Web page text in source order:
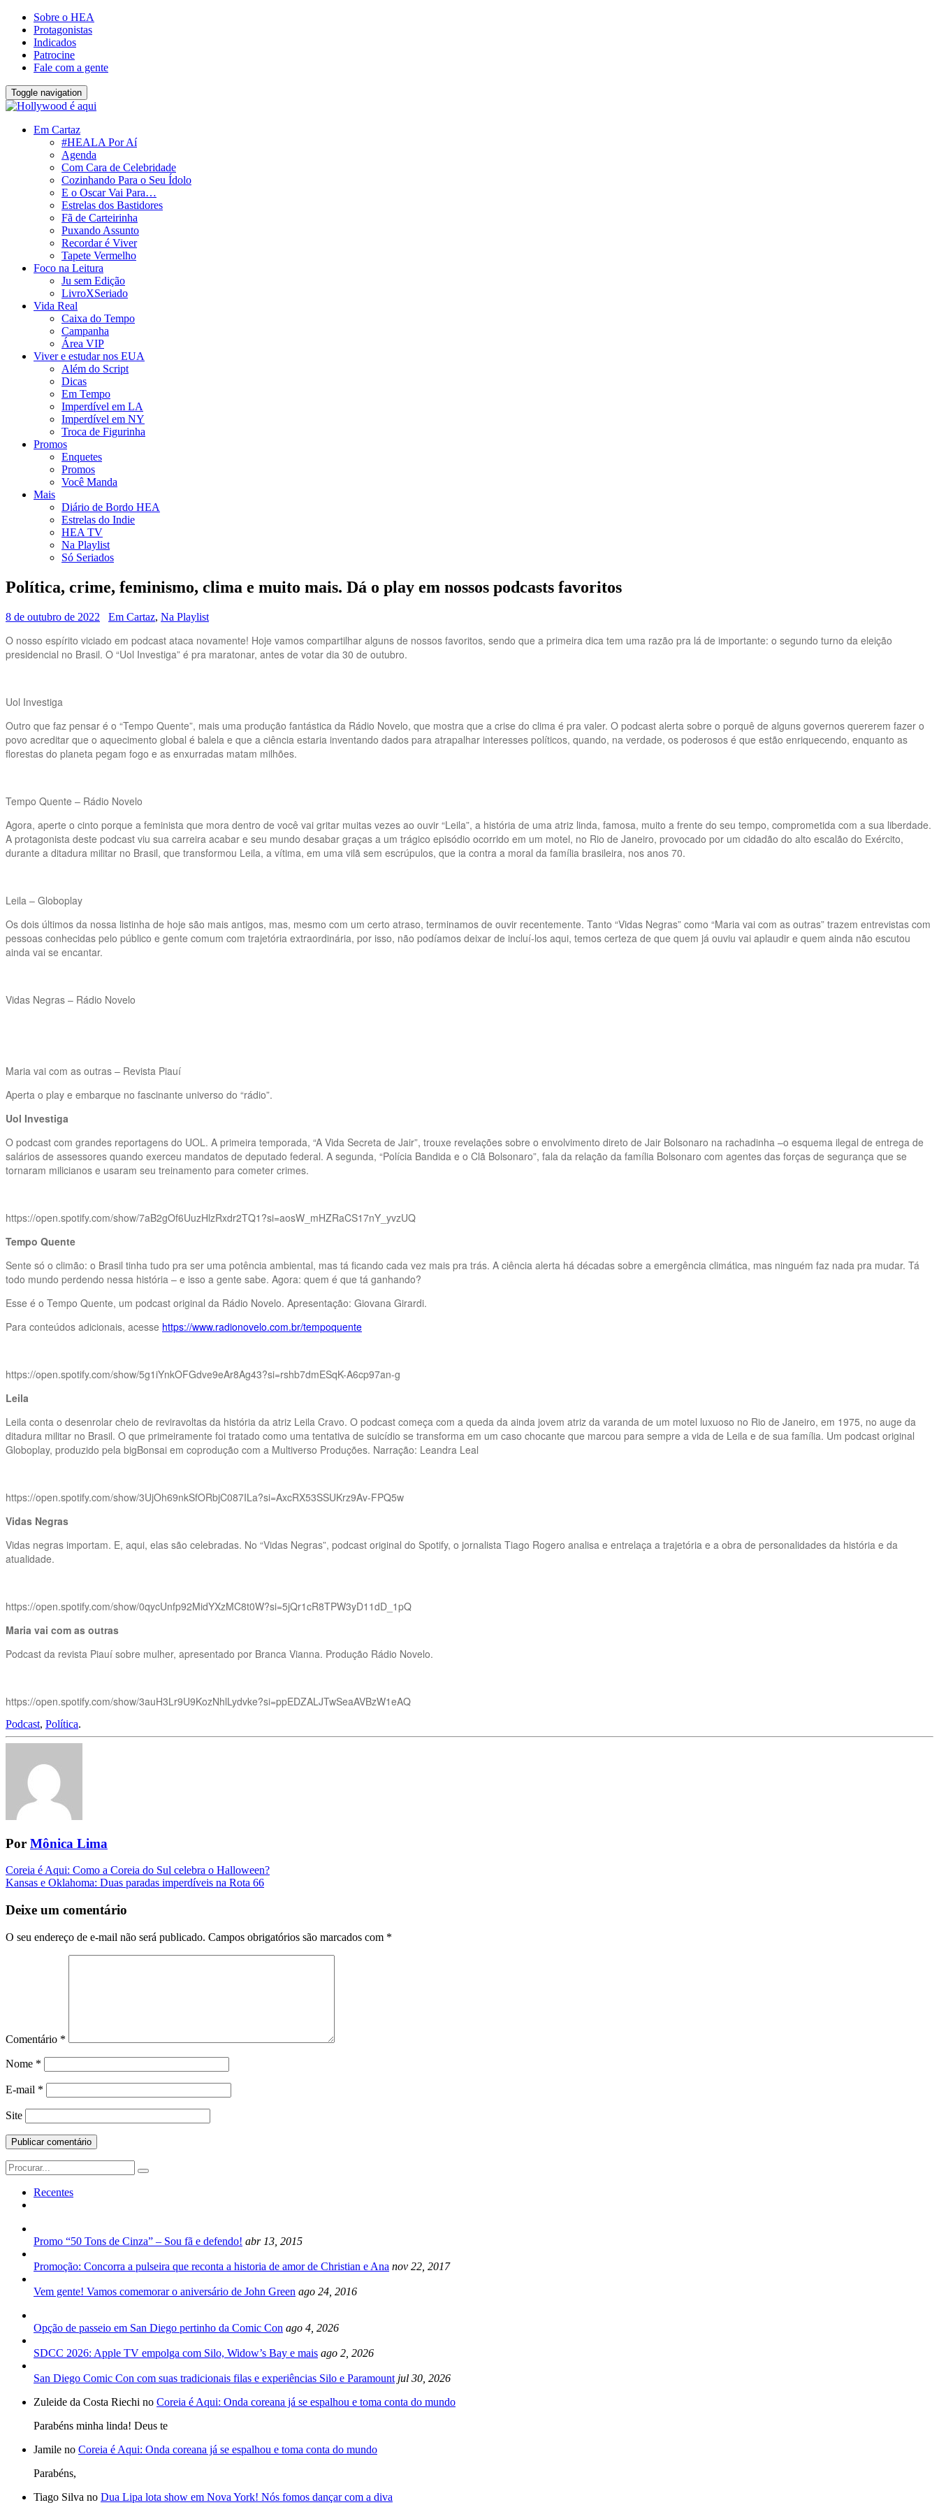
Sobre o HEA
Protagonistas
Indicados
Patrocine
Fale com a gente
Toggle navigation
Em Cartaz
#HEALA Por Aí
Agenda
Com Cara de Celebridade
Cozinhando Para o Seu Ídolo
E o Oscar Vai Para…
Estrelas dos Bastidores
Fã de Carteirinha
Puxando Assunto
Recordar é Viver
Tapete Vermelho
Foco na Leitura
Ju sem Edição
LivroXSeriado
Vida Real
Caixa do Tempo
Campanha
Área VIP
Viver e estudar nos EUA
Além do Script
Dicas
Em Tempo
Imperdível em LA
Imperdível em NY
Troca de Figurinha
Promos
Enquetes
Promos
Você Manda
Mais
Diário de Bordo HEA
Estrelas do Indie
HEA TV
Na Playlist
Só Seriados
Política, crime, feminismo, clima e muito mais. Dá o play em nossos podcasts favoritos
8 de outubro de 2022 Em Cartaz, Na Playlist
O nosso espírito viciado em podcast ataca novamente! Hoje vamos compartilhar alguns de nossos favoritos, sendo que a primeira dica tem uma razão pra lá de importante: o segundo turno da eleição
presidencial no Brasil. O “Uol Investiga” é pra maratonar, antes de votar dia 30 de outubro.
Uol Investiga
Outro que faz pensar é o “Tempo Quente”, mais uma produção fantástica da Rádio Novelo, que mostra que a crise do clima é pra valer. O podcast alerta sobre o porquê de alguns governos quererem fazer o
povo acreditar que o aquecimento global é balela e que a ciência estaria inventando dados para atrapalhar interesses políticos, quando, na verdade, os poderosos é que estão enriquecendo, enquanto as
florestas do planeta pegam fogo e as enxurradas matam milhões.
Tempo Quente – Rádio Novelo
Agora, aperte o cinto porque a feminista que mora dentro de você vai gritar muitas vezes ao ouvir “Leila”, a história de uma atriz linda, famosa, muito a frente do seu tempo, comprometida com a sua liberdade.
A protagonista deste podcast viu sua carreira acabar e seu mundo desabar graças a um trágico episódio ocorrido em um motel, no Rio de Janeiro, provocado por um cidadão do alto escalão do Exército,
durante a ditadura militar no Brasil, que transformou Leila, a vítima, em uma vilã sem escrúpulos, que ia contra a moral da família brasileira, nos anos 70.
Leila – Globoplay
Os dois últimos da nossa listinha de hoje são mais antigos, mas, mesmo com um certo atraso, terminamos de ouvir recentemente. Tanto “Vidas Negras” como “Maria vai com as outras” trazem entrevistas com
pessoas conhecidas pelo público e gente comum com trajetória extraordinária, por isso, não podíamos deixar de incluí-los aqui, temos certeza de que quem já ouviu vai aplaudir e quem ainda não escutou
ainda vai se encantar.
Vidas Negras – Rádio Novelo
Maria vai com as outras – Revista Piauí
Aperta o play e embarque no fascinante universo do “rádio”.
Uol Investiga
O podcast com grandes reportagens do UOL. A primeira temporada, “A Vida Secreta de Jair”, trouxe revelações sobre o envolvimento direto de Jair Bolsonaro na rachadinha –o esquema ilegal de entrega de
salários de assessores quando exerceu mandatos de deputado federal. A segunda, “Polícia Bandida e o Clã Bolsonaro”, fala da relação da família Bolsonaro com agentes das forças de segurança que se
tornaram milicianos e usaram seu treinamento para cometer crimes.
https://open.spotify.com/show/7aB2gOf6UuzHlzRxdr2TQ1?si=aosW_mHZRaCS17nY_yvzUQ
Tempo Quente
Sente só o climão: o Brasil tinha tudo pra ser uma potência ambiental, mas tá ficando cada vez mais pra trás. A ciência alerta há décadas sobre a emergência climática, mas ninguém faz nada pra mudar. Tá
todo mundo perdendo nessa história – e isso a gente sabe. Agora: quem é que tá ganhando?
Esse é o Tempo Quente, um podcast original da Rádio Novelo. Apresentação: Giovana Girardi.
Para conteúdos adicionais, acesse https://www.radionovelo.com.br/tempoquente
https://open.spotify.com/show/5g1iYnkOFGdve9eAr8Ag43?si=rshb7dmESqK-A6cp97an-g
Leila
Leila conta o desenrolar cheio de reviravoltas da história da atriz Leila Cravo. O podcast começa com a queda da ainda jovem atriz da varanda de um motel luxuoso no Rio de Janeiro, em 1975, no auge da
ditadura militar no Brasil. O que primeiramente foi tratado como uma tentativa de suicídio se transforma em um caso chocante que marcou para sempre a vida de Leila e de sua família. Um podcast original
Globoplay, produzido pela bigBonsai em coprodução com a Multiverso Produções. Narração: Leandra Leal
https://open.spotify.com/show/3UjOh69nkSfORbjC087ILa?si=AxcRX53SSUKrz9Av-FPQ5w
Vidas Negras
Vidas negras importam. E, aqui, elas são celebradas. No “Vidas Negras”, podcast original do Spotify, o jornalista Tiago Rogero analisa e entrelaça a trajetória e a obra de personalidades da história e da
atualidade.
https://open.spotify.com/show/0qycUnfp92MidYXzMC8t0W?si=5jQr1cR8TPW3yD11dD_1pQ
Maria vai com as outras
Podcast da revista Piauí sobre mulher, apresentado por Branca Vianna. Produção Rádio Novelo.
https://open.spotify.com/show/3auH3Lr9U9KozNhlLydvke?si=ppEDZALJTwSeaAVBzW1eAQ
Podcast, Política.
Por Mônica Lima
Navegação
da
Postagem
Coreia é Aqui: Como a Coreia do Sul celebra o Halloween?
Kansas e Oklahoma: Duas paradas imperdíveis na Rota 66
Deixe um comentário
O seu endereço de e-mail não será publicado. Campos obrigatórios são marcados com *
Comentário *
Nome *
E-mail *
Site
Search
for:
Recentes
Promo “50 Tons de Cinza” – Sou fã e defendo! abr 13, 2015
Promoção: Concorra a pulseira que reconta a historia de amor de Christian e Ana nov 22, 2017
Vem gente! Vamos comemorar o aniversário de John Green ago 24, 2016
Opção de passeio em San Diego pertinho da Comic Con ago 4, 2026
SDCC 2026: Apple TV empolga com Silo, Widow’s Bay e mais ago 2, 2026
San Diego Comic Con com suas tradicionais filas e experiências Silo e Paramount jul 30, 2026
Zuleide da Costa Riechi no Coreia é Aqui: Onda coreana já se espalhou e toma conta do mundo
Parabéns minha linda! Deus te
Jamile no Coreia é Aqui: Onda coreana já se espalhou e toma conta do mundo
Parabéns,
Tiago Silva no Dua Lipa lota show em Nova York! Nós fomos dançar com a diva